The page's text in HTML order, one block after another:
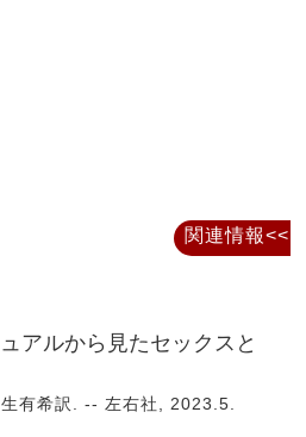
アルから見たセックスと
有希訳. -- 左右社, 2023.5.
関連情報<<